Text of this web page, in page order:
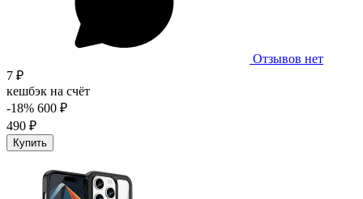
Отзывов нет
7 ₽
кешбэк на счёт
-18% 600 ₽
490 ₽
Купить